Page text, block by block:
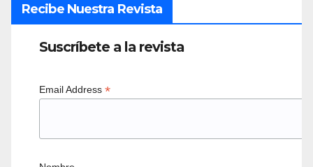
Recibe Nuestra Revista
Suscríbete a la revista
Email Address *